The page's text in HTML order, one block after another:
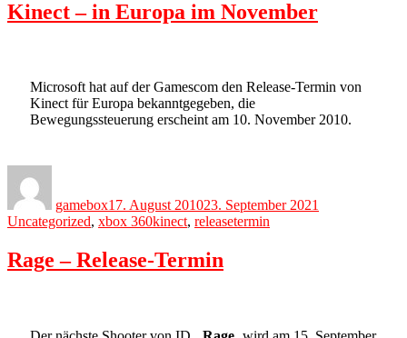
Kinect – in Europa im November
Microsoft hat auf der Gamescom den Release-Termin von
Kinect für Europa bekanntgegeben, die
Bewegungssteuerung erscheint am 10. November 2010.
gamebox17. August 201023. September 2021
Uncategorized, xbox 360Tags
kinect, releasetermin
Rage – Release-Termin